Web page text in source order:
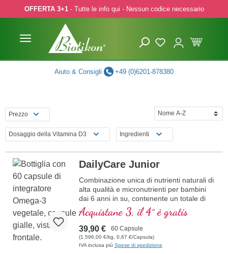
to main content
Skip to search
Skip to main navigation
OFFERTA 3+1- Tutte le info qui - Nessun codice necessario
Aiuto & Consigli +49 (0)6201-878380
Prezzo
Dosaggio della Vitamina D3 Ingredienti
DailyCare Junior
Combinazione unica di nutrienti naturali di
alta qualità e micronutrienti per bambini
dai 6 anni in su, contenente un totale di
20 nutrienti essenziali per il vostro
bambino.
Acquistane 3, il 4° è gratis
39,90 € 60 Capsule
(1.596,00 €/kg, 0,67 €/Capsula)
IVA inclusa più Spese di spedizione